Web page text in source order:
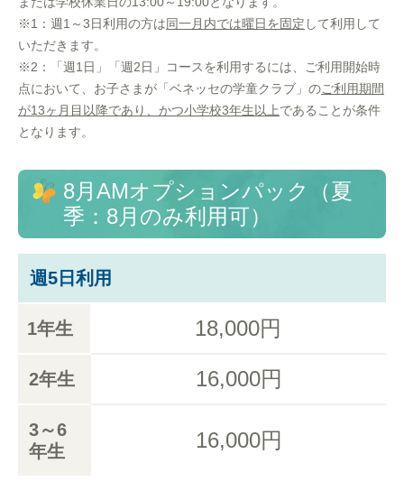
※1：週1～3日利用の方は同一月内では曜日を固定 して利用して
いただきます。
※2：「週1日」「週2日」コースを利用するには、ご利用開始時
点において、お子さまが「ベネッセの学童クラブ」のご利用期間
が13ヶ月目以降であり、かつ小学校3年生以上であることが条件
となります。
8月AMオプションパック（夏
季：8月のみ利用可）
週5日利用
1年生 18,000円
2年生 16,000円
3～6
年生
16,000円